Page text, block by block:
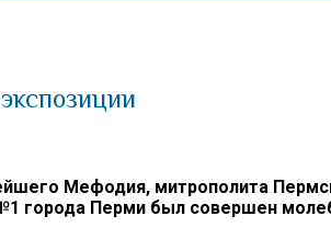
Мефодия, митрополита
города Перми был совершен